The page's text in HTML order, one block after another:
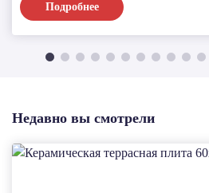
Подробнее
Недавно вы смотрели